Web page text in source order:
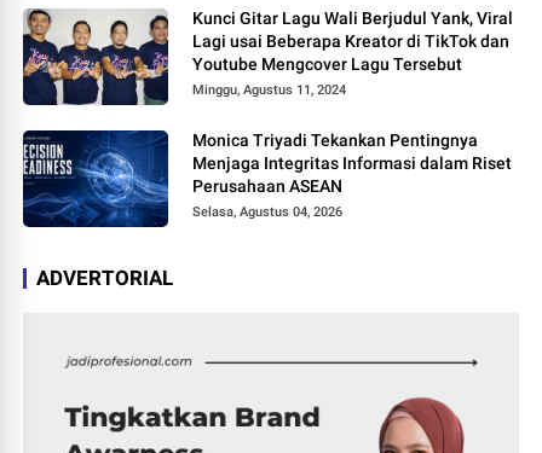
Kunci Gitar Lagu Wali Berjudul Yank, Viral
Lagi usai Beberapa Kreator di TikTok dan
Youtube Mengcover Lagu Tersebut
Minggu, Agustus 11, 2024
Monica Triyadi Tekankan Pentingnya
Menjaga Integritas Informasi dalam Riset
Perusahaan ASEAN
Selasa, Agustus 04, 2026
ADVERTORIAL